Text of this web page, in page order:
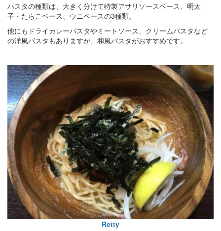
パスタの種類は、大きく分けて特製アサリソースベース、明太
子・たらこベース、ウニベースの3種類。
他にもドライカレーパスタやミートソース、クリームパスタなど
の洋風パスタもありますが、和風パスタがおすすめです。
Retty